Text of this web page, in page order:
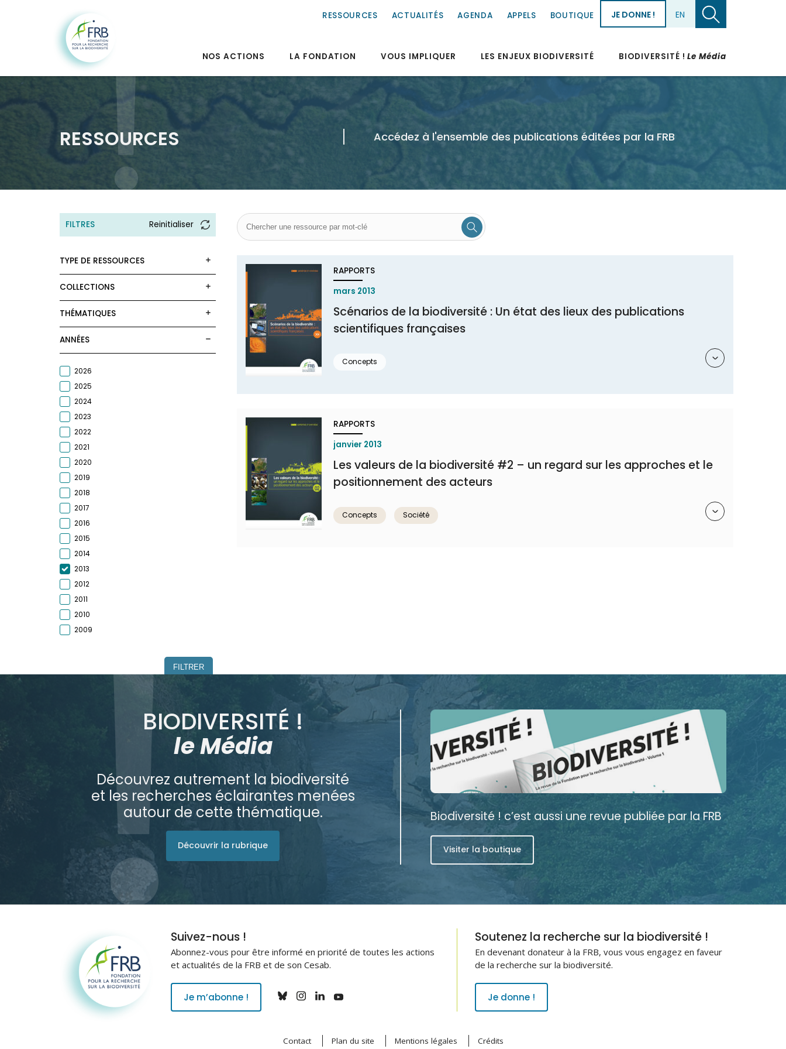
RESSOURCES ACTUALITÉS AGENDA APPELS BOUTIQUE JE DONNE ! EN
NOS ACTIONS LA FONDATION VOUS IMPLIQUER LES ENJEUX BIODIVERSITÉ BIODIVERSITÉ !Le Média
RESSOURCES Accédez à l'ensemble des publications éditées par la FRB
FILTRES Reinitialiser
TYPE DE RESSOURCES
COLLECTIONS
THÉMATIQUES
ANNÉES
2026
2025
2024
2023
2022
2021
2020
2019
2018
2017
2016
2015
2014
2013
2012
2011
2010
2009
FILTRER
RAPPORTS
mars 2013
Scénarios de la biodiversité : Un état des lieux des publications
scientifiques françaises
Concepts
RAPPORTS
janvier 2013
Les valeurs de la biodiversité #2 – un regard sur les approches et le
positionnement des acteurs
Concepts Société
BIODIVERSITÉ !
le Média
Découvrez autrement la biodiversité
et les recherches éclairantes menées
autour de cette thématique.
Découvrir la rubrique
Biodiversité ! c’est aussi une revue publiée par la FRB
Visiter la boutique
Fondation pour la
recherche sur la
biodiversité
Suivez-nous !
Abonnez-vous pour être informé en priorité de toutes les actions
et actualités de la FRB et de son Cesab.
Je m’abonne !
Soutenez la recherche sur la biodiversité !
En devenant donateur à la FRB, vous vous engagez en faveur
de la recherche sur la biodiversité.
Je donne !
Contact Plan du site Mentions légales Crédits